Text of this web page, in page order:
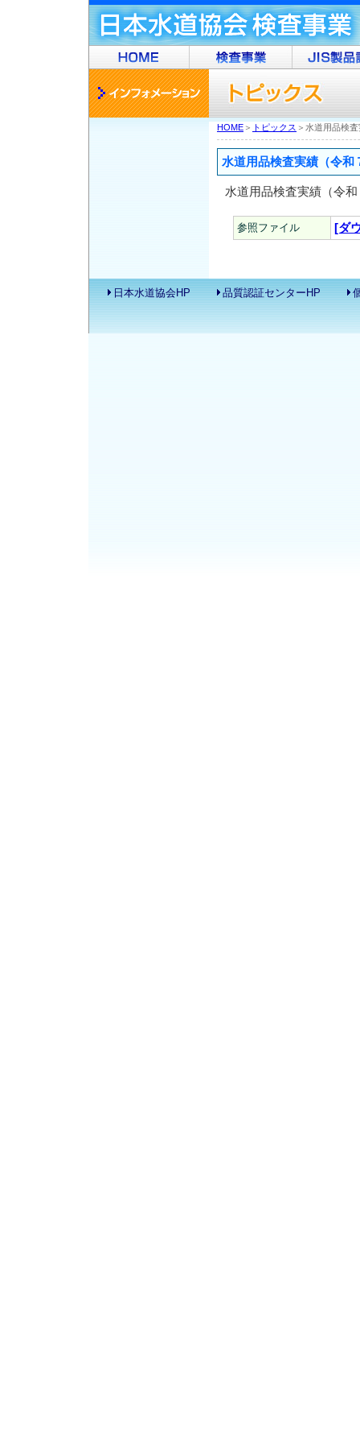
HOME ＞ トピックス ＞水道用品検
水道用品検査実績（令和
水道用品検査実績（令
参照ファイル [ダ
日本水道協会HP 品質認証センターHP